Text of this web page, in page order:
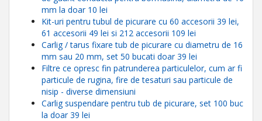
mm la doar 10 lei
Kit-uri pentru tubul de picurare cu 60 accesorii 39 lei,
61 accesorii 49 lei si 212 accesorii 109 lei
Carlig / tarus fixare tub de picurare cu diametru de 16
mm sau 20 mm, set 50 bucati doar 39 lei
Filtre ce opresc fin patrunderea particulelor, cum ar fi
particule de rugina, fire de tesaturi sau particule de
nisip - diverse dimensiuni
Carlig suspendare pentru tub de picurare, set 100 buc
la doar 39 lei